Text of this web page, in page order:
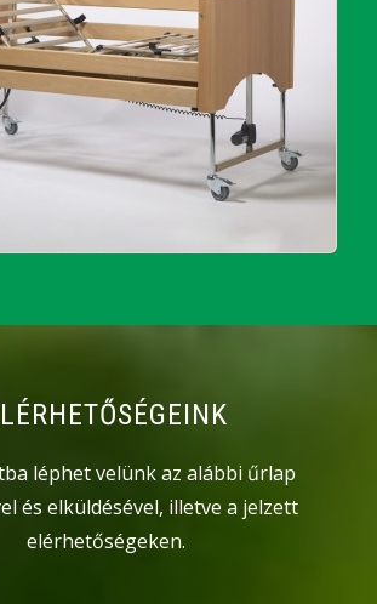
léphet velünk az alábbi űrlap
és elküldésével, illetve a jelzett
elérhetőségeken.